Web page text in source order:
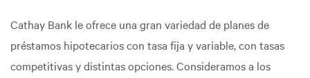
Cathay Bank le ofrece una gran variedad de planes de
préstamos hipotecarios con tasa fija y variable, con tasas
competitivas y distintas opciones. Consideramos a los